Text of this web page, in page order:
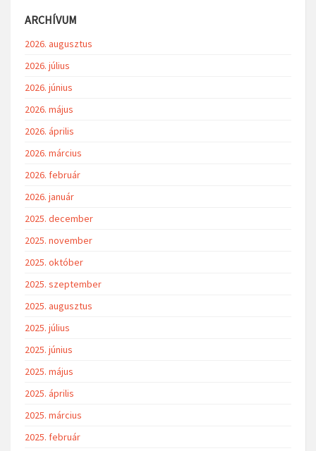
ARCHÍVUM
2026. augusztus
2026. július
2026. június
2026. május
2026. április
2026. március
2026. február
2026. január
2025. december
2025. november
2025. október
2025. szeptember
2025. augusztus
2025. július
2025. június
2025. május
2025. április
2025. március
2025. február